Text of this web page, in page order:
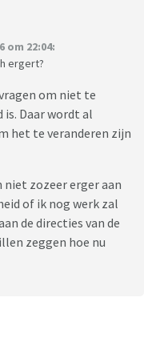
om 22:04:
ergert?
om niet te
is. Daar wordt al
het te veranderen zijn
zozeer erger aan
of ik nog werk zal
de directies van de
zeggen hoe nu